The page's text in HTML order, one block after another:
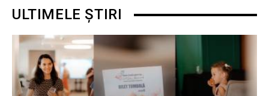
ULTIMELE ȘTIRI